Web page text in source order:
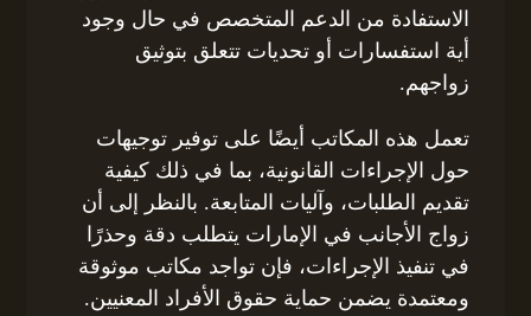
الاستفادة من الدعم المتخصص في حال وجود
أية استفسارات أو تحديات تتعلق بتوثيق
زواجهم.
تعمل هذه المكاتب أيضًا على توفير توجيهات
حول الإجراءات القانونية، بما في ذلك كيفية
تقديم الطلبات، وآليات المتابعة. بالنظر إلى أن
زواج الأجانب في الإمارات يتطلب دقة وحذرًا
في تنفيذ الإجراءات، فإن تواجد مكاتب موثوقة
ومعتمدة يضمن حماية حقوق الأفراد المعنيين.